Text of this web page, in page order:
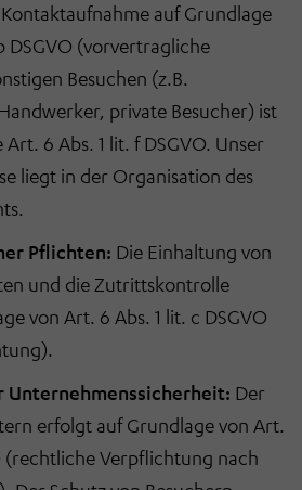
auf Grundlage
DSGVO (vorvertragliche
Besuchen (z.B.
private Besucher) ist
6 Abs. 1 lit. f DSGVO. Unser
liegt in der Organisation des
Pflichten: Die Einhaltung von
und die Zutrittskontrolle
von Art. 6 Abs. 1 lit. c DSGVO
Unternehmenssicherheit: Der
erfolgt auf Grundlage von Art.
(rechtliche Verpflichtung nach